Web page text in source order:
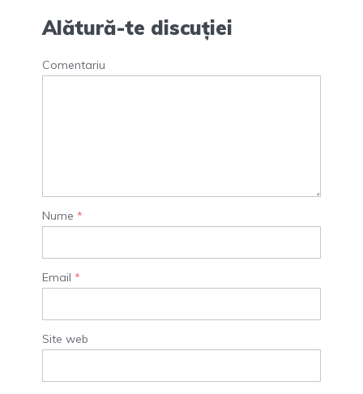
Alătură-te discuției
Comentariu
Nume *
Email *
Site web